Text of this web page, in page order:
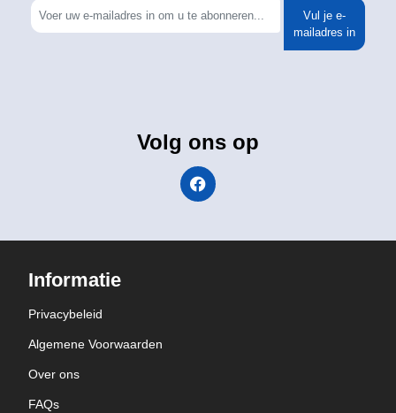
Vul je e-
mailadres in
Volg ons op
Informatie
Privacybeleid
Algemene Voorwaarden
Over ons
FAQs